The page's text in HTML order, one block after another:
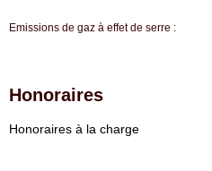
Emissions de gaz à effet de serre :
Honoraires
Honoraires à la charge